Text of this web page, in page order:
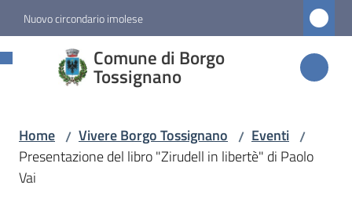
Vai al contenuto
Vai alla navigazione
Vai al footer
Nuovo circondario imolese
Comune di Borgo
Tossignano
Comune di
Borgo
Amministrazione
Home / Vivere Borgo Tossignano / Eventi /
Presentazione del libro "Zirudell in libertè" di Paolo
Vai